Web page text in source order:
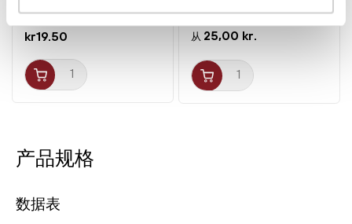
产品规格
数据表
kr19.50 从 25,00 kr.